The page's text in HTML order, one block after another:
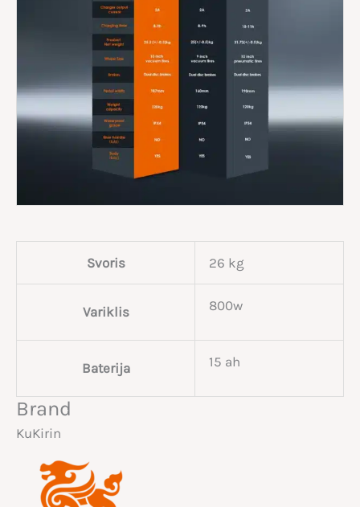
Svoris 26 kg
Variklis 800w
Baterija 15 ah
Brand
KuKirin